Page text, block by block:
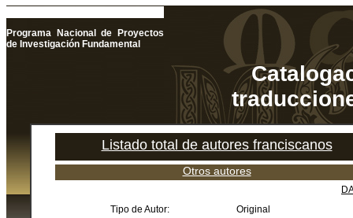
Programa Nacional de Proyectos
de Investigación Fundamental
Listado total de autores franciscanos
Otros autores
Tipo de Autor:
Original